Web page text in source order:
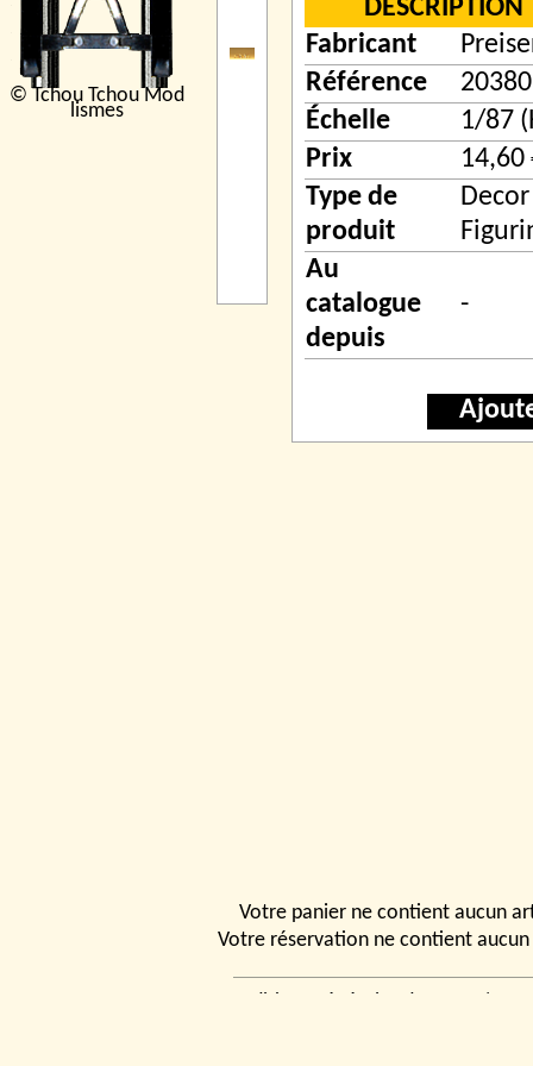
© Tchou Tchou Mod
lismes
DESCRIPTION
Fabricant
Référence
20380
Échelle
1/87
Prix
14,60
Type de
produit
Au
catalogue
depuis
-
Votre panier ne contient aucun
Votre réservation ne contient